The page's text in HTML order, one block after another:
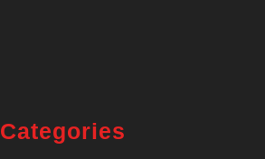
Categories